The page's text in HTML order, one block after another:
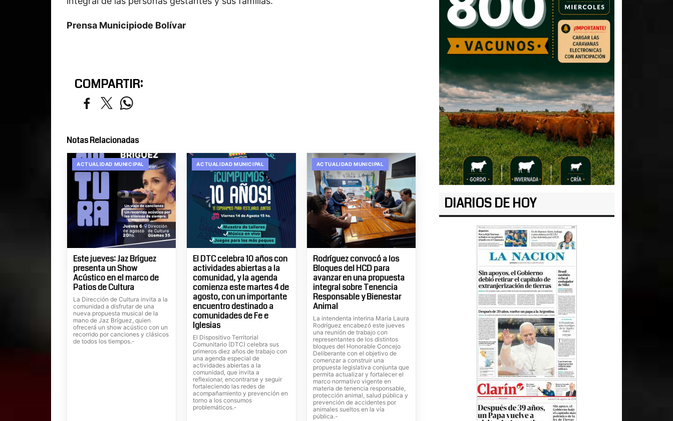
Prensa Municipiode Bolívar
COMPARTIR:
Notas Relacionadas
ACTUALIDAD MUNICIPAL
Este jueves: Jaz Bríguez
presenta un Show
Acústico en el marco de
Patios de Cultura
La Dirección de Cultura invita a la
comunidad a disfrutar de una
nueva propuesta musical de la
mano de Jaz Bríguez, quien
ofrecerá un show acústico con un
recorrido por canciones y clásicos
de todos los tiempos.-
ACTUALIDAD MUNICIPAL
El DTC celebra 10 años con
actividades abiertas a la
comunidad, y la agenda
comienza este martes 4 de
agosto, con un importante
encuentro destinado a
comunidades de Fe e
Iglesias
El Dispositivo Territorial
Comunitario (DTC) celebra sus
primeros diez años de trabajo con
una agenda especial de
actividades abiertas a la
comunidad, que invita a
reflexionar, encontrarse y seguir
fortaleciendo las redes de
acompañamiento y prevención en
torno a los consumos
problemáticos.-
ACTUALIDAD MUNICIPAL
Rodríguez convocó a los
Bloques del HCD para
avanzar en una propuesta
integral sobre Tenencia
Responsable y Bienestar
Animal
La intendenta interina María Laura
Rodríguez encabezó este jueves
una reunión de trabajo con
representantes de los distintos
bloques del Honorable Concejo
Deliberante con el objetivo de
comenzar a construir una
propuesta legislativa conjunta que
permita actualizar y fortalecer el
marco normativo vigente en
materia de tenencia responsable,
protección animal, salud pública y
prevención de accidentes por
animales sueltos en la vía
pública.-
DIARIOS DE HOY